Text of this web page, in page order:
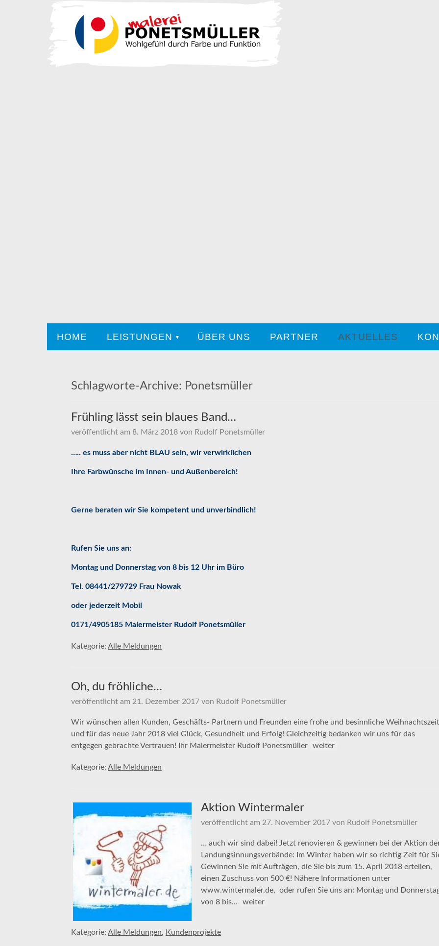
HOME LEISTUNGEN ÜBER UNS PARTNER AKTUELLES
Schlagworte-Archive: Ponetsmüller
Frühling lässt sein blaues Band…
veröffentlicht am 8. März 2018 von Rudolf Ponetsmüller
….. es muss aber nicht BLAU sein, wir verwirklichen
Ihre Farbwünsche im Innen- und Außenbereich!
Gerne beraten wir Sie kompetent und unverbindlich!
Rufen Sie uns an:
Montag und Donnerstag von 8 bis 12 Uhr im Büro
Tel. 08441/279729 Frau Nowak
oder jederzeit Mobil
0171/4905185 Malermeister Rudolf Ponetsmüller
Kategorie: Alle Meldungen
Oh, du fröhliche…
veröffentlicht am 21. Dezember 2017 von Rudolf Ponetsmüller
Wir wünschen allen Kunden, Geschäfts- Partnern und Freunden eine frohe und besinnliche Weihnachtszeit
und für das neue Jahr 2018 viel Glück, Gesundheit und Erfolg! Gleichzeitig bedanken wir uns für das
entgegen gebrachte Vertrauen! Ihr Malermeister Rudolf Ponetsmüller
weiter
Kategorie: Alle Meldungen
Aktion Wintermaler
veröffentlicht am 27. November 2017 von Rudolf Ponetsmüller
… auch wir sind dabei! Jetzt renovieren & gewinnen bei der Aktion
Landungsinnungsverbände: Im Winter haben wir so richtig Zeit für
Gewinnen Sie mit Aufträgen, die Sie bis zum 15. April 2018 erteilen,
einen Zuschuss von 500 €! Nähere Informationen unter
www.wintermaler.de, oder rufen Sie uns an: Montag und
von 8 bis…
weiter
Kategorie: Alle Meldungen, Kundenprojekte